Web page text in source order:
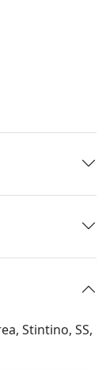
Stintino, SS,